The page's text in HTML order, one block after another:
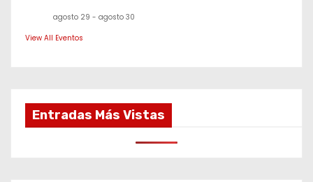
agosto 29 - agosto 30
View All Eventos
Entradas Más Vistas